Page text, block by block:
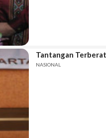
Tantangan
NASIONAL